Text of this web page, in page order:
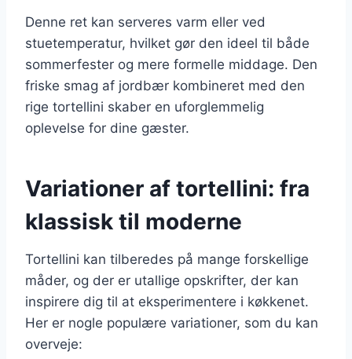
Denne ret kan serveres varm eller ved
stuetemperatur, hvilket gør den ideel til både
sommerfester og mere formelle middage. Den
friske smag af jordbær kombineret med den
rige tortellini skaber en uforglemmelig
oplevelse for dine gæster.
Variationer af tortellini: fra
klassisk til moderne
Tortellini kan tilberedes på mange forskellige
måder, og der er utallige opskrifter, der kan
inspirere dig til at eksperimentere i køkkenet.
Her er nogle populære variationer, som du kan
overveje: